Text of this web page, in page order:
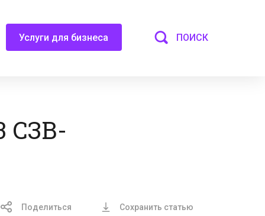
Услуги для бизнеса ПОИСК
СЗВ-
Поделиться Сохранить статью